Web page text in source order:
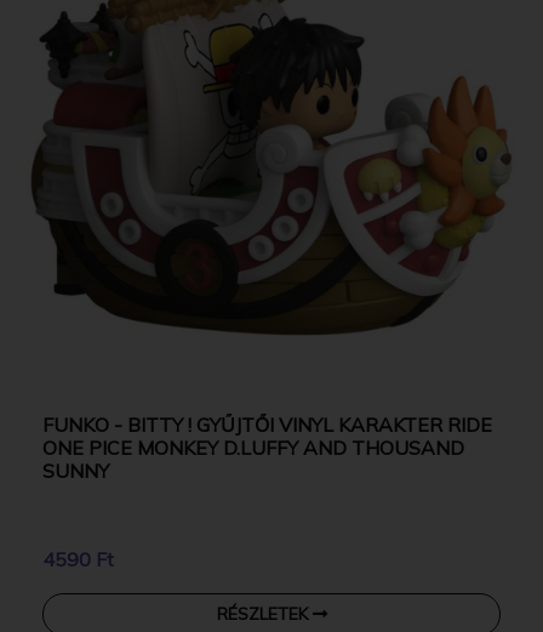
FUNKO - BITTY ! GYŰJTŐI VINYL KARAKTER RIDE
ONE PICE MONKEY D.LUFFY AND THOUSAND
SUNNY
4590 Ft
RÉSZLETEK